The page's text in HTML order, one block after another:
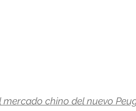
chino del nuevo